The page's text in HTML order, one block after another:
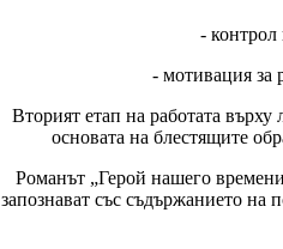
- контрол
- мотивация за
Вторият етап на работата върху
основата на блестящите
Романът „Герой нашего
запознават със съдържанието